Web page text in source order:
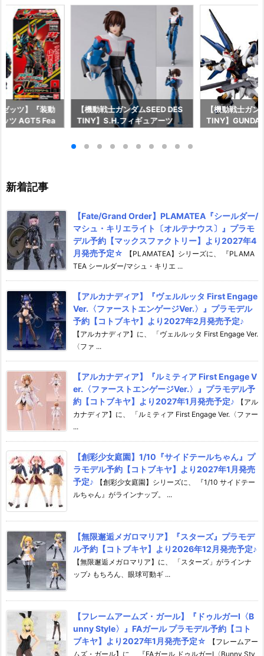
ッツ】『装動
ツ AGT5 Fea
【機動戦士ガンダムSEED DES
TINY】S.H.フィギュアーツ
長国パイロットスーツVer.）』
【機動戦士ガン
TINY】
新着記事
【Fate/Grand Order】PLAMATEA『シールダー/
マシュ・キリエライト〔オルテナウス〕』プラモ
デル予約【マックスファクトリー】より2027年4
月発売予定☆
【PLAMATEA】シリーズに、 『PLAMA
TEA シールダー/マシュ・キリエ ...
【アルカナディア】『ヴェルルッタ First Engage
Ver.〈ファーストエンゲージVer.〉』プラモデル
予約【コトブキヤ】より2027年2月発売予定♪
【アルカナディア】に、 「ヴェルルッタ First Engage Ver.
〈ファ ...
【アルカナディア】『ルミティア First Engage V
er.〈ファーストエンゲージVer.〉』プラモデル予
約【コトブキヤ】より2027年1月発売予定♪
【アル
カナディア】に、 「ルミティア First Engage Ver.〈ファー
...
【創彩少女庭園】1/10『サイドテールちゃん』プ
ラモデル予約【コトブキヤ】より2027年1月発売
予定♪
【創彩少女庭園】シリーズに、 『1/10 サイドテー
ルちゃん』がラインナップ。 ...
【無限邂逅メガロマリア】『スターズ』プラモデ
ル予約【コトブキヤ】より2026年12月発売予定♪
【無限邂逅メガロマリア】に、 「スターズ」がラインナ
ップ♪ もちろん、眼球可動ギ ...
【フレームアームズ・ガール】『ドゥルガーI〈B
unny Style〉』FAガール プラモデル予約【コト
ブキヤ】より2027年1月発売予定☆
【フレームアー
ムズ・ガール】に、 『FAガール ドゥルガーI〈Bunny Sty